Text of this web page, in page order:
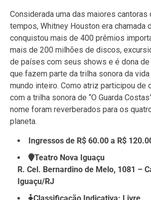
Considerada uma das maiores
tempos, Whitney Houston era chamada
conquistou mais de 400 prêmios
mais de 200 milhões de discos,
de países com seus shows e é dona
que fazem parte da trilha sonora da
mundo inteiro. Como atriz participou de
com a trilha sonora de “O Guarda
nome foram reverberados para os
planeta.
Ingressos de R$ 60.00 a R$
Teatro Nova Iguaçu
R. Cel. Bernardino de Melo, 1081 –
Iguaçu/RJ